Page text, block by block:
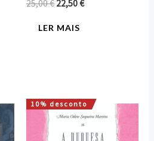
25,00€ 22,50€
LER MAIS
10% desconto
O
preço
original
O
preço
atual